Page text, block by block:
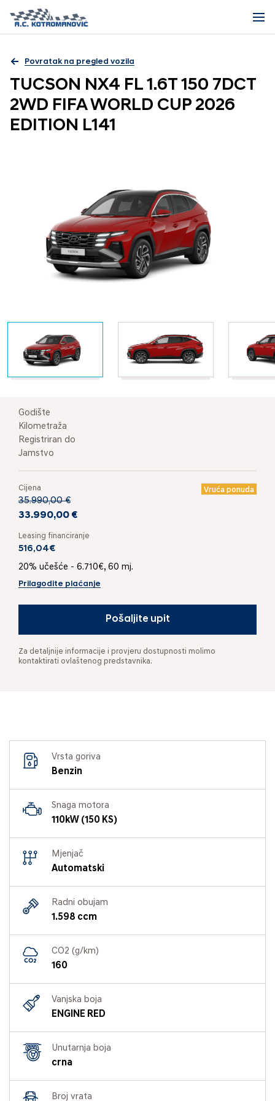
Povratak na pregled vozila
TUCSON NX4 FL 1.6T 150 7DCT
2WD FIFA WORLD CUP 2026
EDITION L141
Godište
Kilometraža
Registriran do
Jamstvo
Cijena Vruća ponuda
35.990,00 €
33.990,00 €
Leasing financiranje
516,04€
20% učešće - 6.710€, 60 mj.
Prilagodite plaćanje
Pošaljite upit
Za detaljnije informacije i provjeru dostupnosti molimo
kontaktirati ovlaštenog predstavnika.
Vrsta goriva
Benzin
Snaga motora
110kW (150 KS)
Mjenjač
Automatski
Radni obujam
1.598 ccm
CO2 (g/km)
160
Vanjska boja
ENGINE RED
Unutarnja boja
crna
Broj vrata